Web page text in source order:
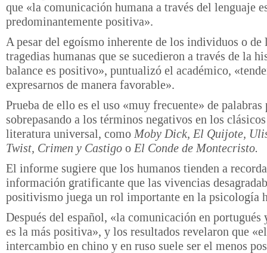
que «la comunicación humana a través del lenguaje
predominantemente positiva».
A pesar del egoísmo inherente de los individuos o de
tragedias humanas que se sucedieron a través de la
balance es positivo», puntualizó el académico,
expresarnos de manera favorable».
Prueba de ello es el uso «muy frecuente» de palabras
sobrepasando a los términos negativos en los
literatura universal, como Moby Dick, El Quijote,
Twist, Crimen y Castigo o El Conde de Montecristo.
El informe sugiere que los humanos tienden a
información gratificante que las vivencias
positivismo juega un rol importante en la psicología
Después del español, «la comunicación en portugués
es la más positiva», y los resultados revelaron que «el
intercambio en chino y en ruso suele ser el menos